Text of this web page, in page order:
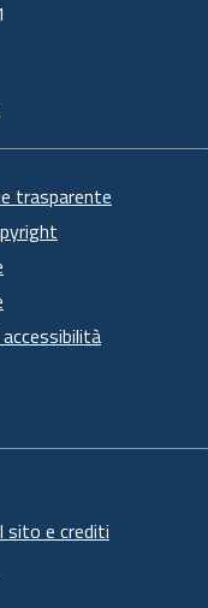
trasparente
sito e crediti